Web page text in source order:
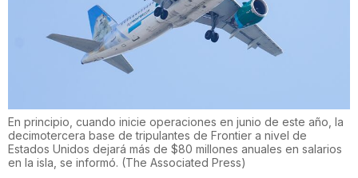
En principio, cuando inicie operaciones en junio de este año, la
decimotercera base de tripulantes de Frontier a nivel de
Estados Unidos dejará más de $80 millones anuales en salarios
en la isla, se informó. (The Associated Press)